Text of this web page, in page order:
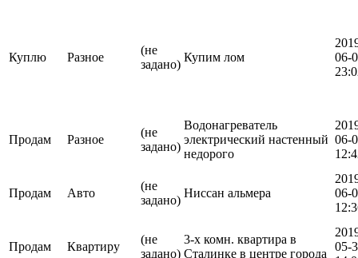
Куплю Разное
(не
задано)
Купим лом
06-
Продам Разное
(не
задано)
Водонагреватель
электрический настенный
недорого
06-
Продам Авто
(не
задано)
Ниссан альмера
06-
Продам Квартиру
(не
задано)
3-х комн. квартира в
Сталинке в центре города
05-